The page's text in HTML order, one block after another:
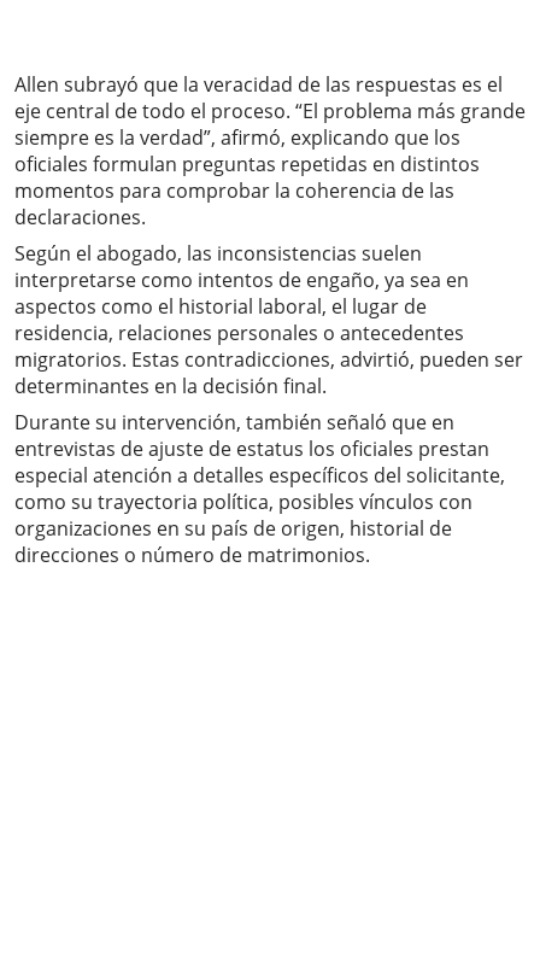
Allen subrayó que la veracidad de las respuestas es el
eje central de todo el proceso. “El problema más grande
siempre es la verdad”, afirmó, explicando que los
oficiales formulan preguntas repetidas en distintos
momentos para comprobar la coherencia de las
declaraciones.
Según el abogado, las inconsistencias suelen
interpretarse como intentos de engaño, ya sea en
aspectos como el historial laboral, el lugar de
residencia, relaciones personales o antecedentes
migratorios. Estas contradicciones, advirtió, pueden ser
determinantes en la decisión final.
Durante su intervención, también señaló que en
entrevistas de ajuste de estatus los oficiales prestan
especial atención a detalles específicos del solicitante,
como su trayectoria política, posibles vínculos con
organizaciones en su país de origen, historial de
direcciones o número de matrimonios.